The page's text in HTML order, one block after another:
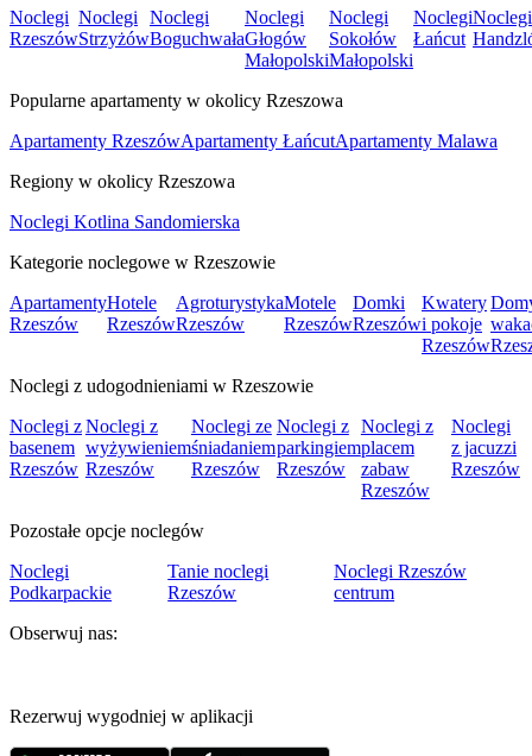
Noclegi
Rzeszów
Noclegi
Strzyżów
Noclegi
Boguchwała
Noclegi
Głogów
Małopolski
Noclegi
Sokołów
Małopolski
Noclegi
Łańcut
Noclegi
Popularne apartamenty w okolicy Rzeszowa
Apartamenty RzeszówApartamenty ŁańcutApartamenty Malawa
Regiony w okolicy Rzeszowa
Noclegi Kotlina Sandomierska
Kategorie noclegowe w Rzeszowie
Apartamenty
Rzeszów
Hotele
Rzeszów
Agroturystyka
Rzeszów
Motele
Rzeszów
Domki
Rzeszów
Kwatery
i pokoje
Rzeszów
Noclegi z udogodnieniami w Rzeszowie
Noclegi z
basenem
Rzeszów
Noclegi z
wyżywieniem
Rzeszów
Noclegi ze
śniadaniem
Rzeszów
Noclegi z
parkingiem
Rzeszów
Noclegi z
placem
zabaw
Rzeszów
Noclegi
z jacuzzi
Rzeszów
Pozostałe opcje noclegów
Noclegi
Podkarpackie
Tanie noclegi
Rzeszów
Noclegi Rzeszów
centrum
Obserwuj nas:
Rezerwuj wygodniej w aplikacji